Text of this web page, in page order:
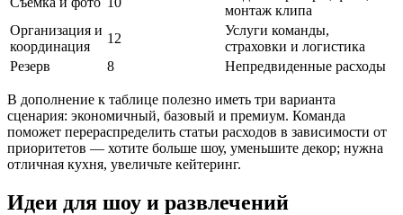
монтаж клипа
Организация и
координация
12
Услуги команды,
страховки и логистика
Резерв
8 Непредвиденные расходы
В дополнение к таблице полезно иметь три варианта
сценария: экономичный, базовый и премиум. Команда
поможет перераспределить статьи расходов в зависимости от
приоритетов — хотите больше шоу, уменьшите декор; нужна
отличная кухня, увеличьте кейтеринг.
Идеи для шоу и развлечений